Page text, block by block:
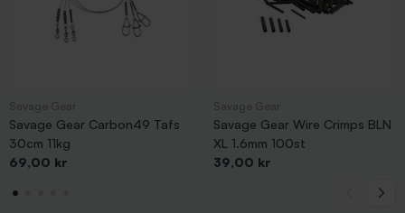
Savage Gear Carbon49 Tafs
30cm 11kg
Pris
69,00 kr
Savage Gear Wire Crimps BLN
XL 1.6mm 100st
Pris
39,00 kr